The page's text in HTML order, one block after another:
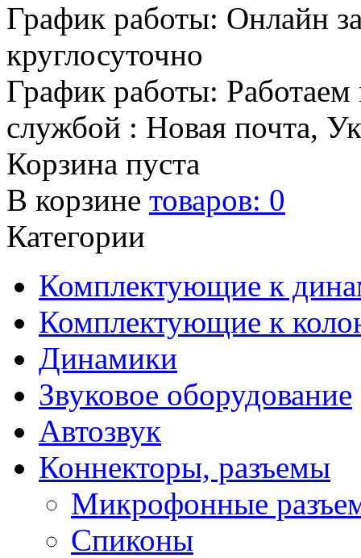
График работы: Онлайн
круглосуточно
График работы: Работаем
службой : Новая почта,
Корзина пуста
В корзине товаров: 0
Категории
Комплектующие к
Комплектующие к
Динамики
Звуковое оборудование
Автозвук
Коннекторы, разъемы
Микрофонные
Спиконы